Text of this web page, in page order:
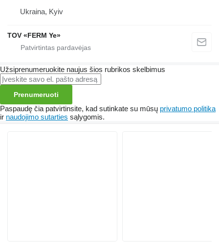
Ukraina, Kyiv
TOV «FERM Ye»
Užsiprenumeruokite naujus šios rubrikos skelbimus
Prenumeruoti
Paspaudę čia patvirtinsite, kad sutinkate su mūsų privatumo politika
ir naudojimo sutarties sąlygomis.